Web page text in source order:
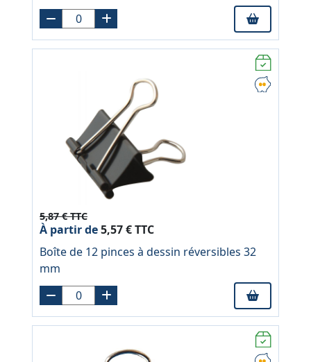
5,87 € TTC
À partir de5,57 € TTC
Boîte de 12 pinces à dessin réversibles 32
mm